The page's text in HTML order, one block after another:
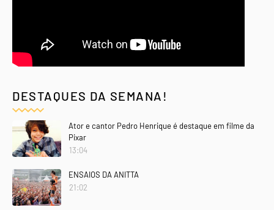
DESTAQUES DA SEMANA!
Ator e cantor Pedro Henrique é destaque em filme da
Pixar
13:04
ENSAIOS DA ANITTA
21:02